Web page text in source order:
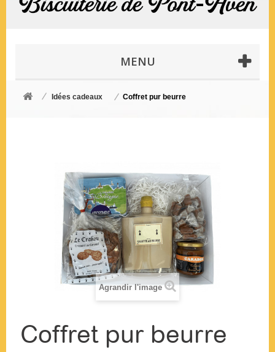
MENU
Idées cadeaux Coffret pur beurre
Agrandir l'image
Coffret pur beurre